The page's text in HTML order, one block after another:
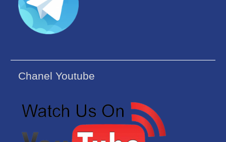
Chanel Youtube